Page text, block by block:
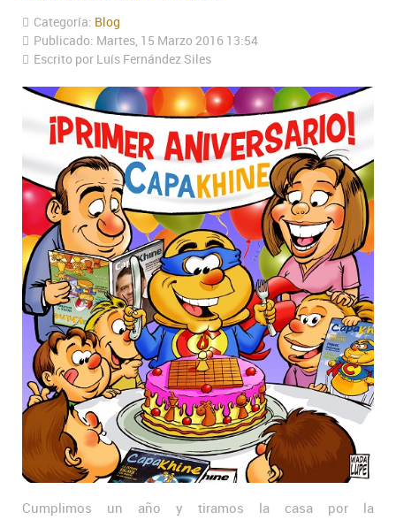
Categoría: Blog
Publicado: Martes, 15 Marzo 2016 13:54
Escrito por Luís Fernández Siles
Cumplimos un año y tiramos la casa por la